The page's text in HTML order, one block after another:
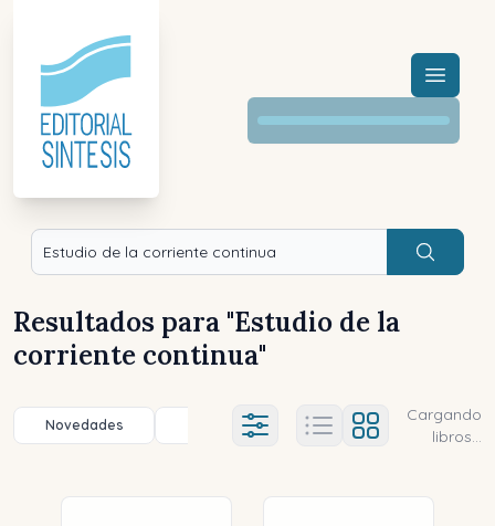
Menú
Buscar
Resultados para "Estudio de la
corriente continua"
Novedades Título (a-z) Título (z-a)
Ajustes abierto
Cargando
libros...